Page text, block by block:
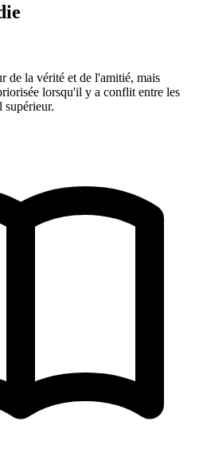
de la vérité et de l'amitié, mais
lorsqu'il y a conflit entre les
supérieur.